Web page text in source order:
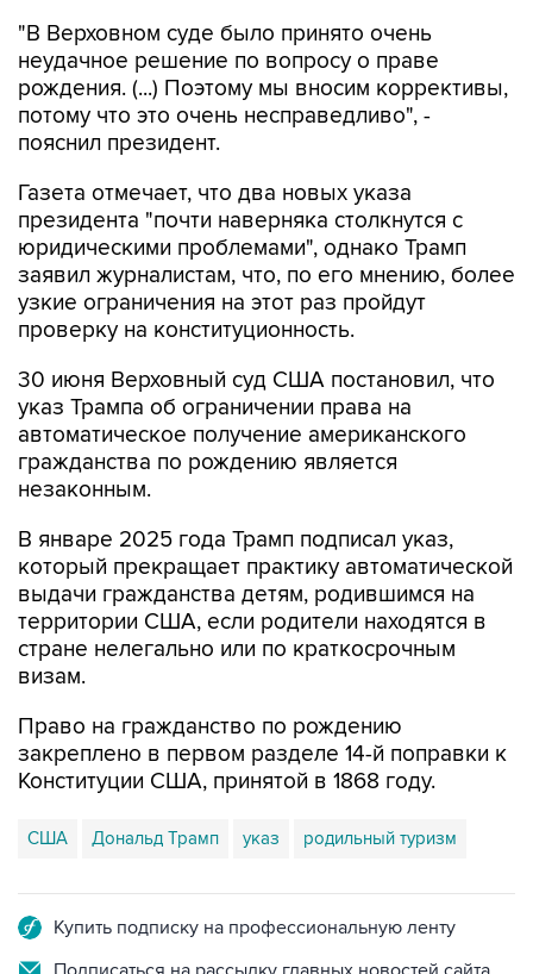
"В Верховном суде было принято очень
неудачное решение по вопросу о праве
рождения. (...) Поэтому мы вносим коррективы,
потому что это очень несправедливо", -
пояснил президент.
Газета отмечает, что два новых указа
президента "почти наверняка столкнутся с
юридическими проблемами", однако Трамп
заявил журналистам, что, по его мнению, более
узкие ограничения на этот раз пройдут
проверку на конституционность.
30 июня Верховный суд США постановил, что
указ Трампа об ограничении права на
автоматическое получение американского
гражданства по рождению является
незаконным.
В январе 2025 года Трамп подписал указ,
который прекращает практику автоматической
выдачи гражданства детям, родившимся на
территории США, если родители находятся в
стране нелегально или по краткосрочным
визам.
Право на гражданство по рождению
закреплено в первом разделе 14-й поправки к
Конституции США, принятой в 1868 году.
США Дональд Трамп указ родильный туризм
Купить подписку на профессиональную ленту